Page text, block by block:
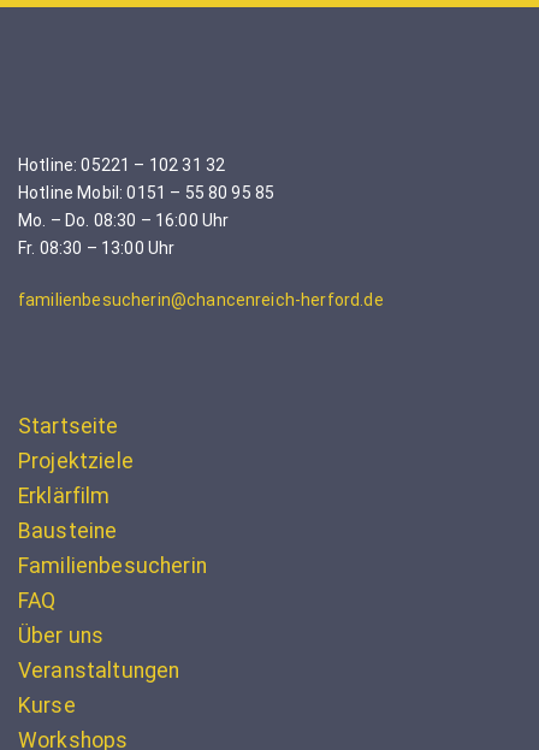
Hotline: 05221 – 102 31 32
Hotline Mobil: 0151 – 55 80 95 85
Mo. – Do. 08:30 – 16:00 Uhr
Fr. 08:30 – 13:00 Uhr
familienbesucherin@chancenreich-herford.de
Startseite
Projektziele
Erklärfilm
Bausteine
Familienbesucherin
FAQ
Über uns
Veranstaltungen
Kurse
Workshops